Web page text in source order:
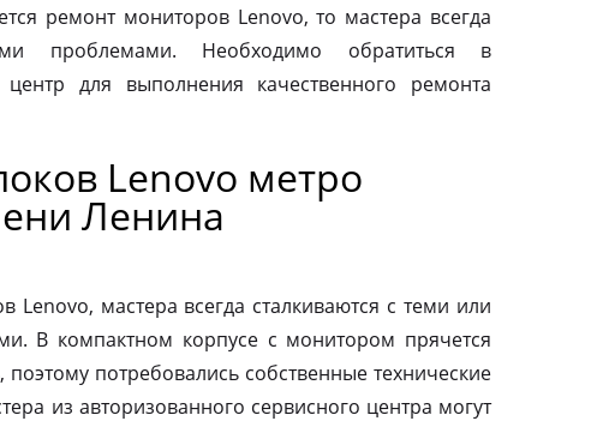
ремонт мониторов Lenovo, то мастера всегда
проблемами. Необходимо обратиться в
для выполнения качественного ремонта
Lenovo метро
Ленина
мастера всегда сталкиваются с теми или
В компактном корпусе с монитором прячется
поэтому потребовались собственные технические
из авторизованного сервисного центра могут